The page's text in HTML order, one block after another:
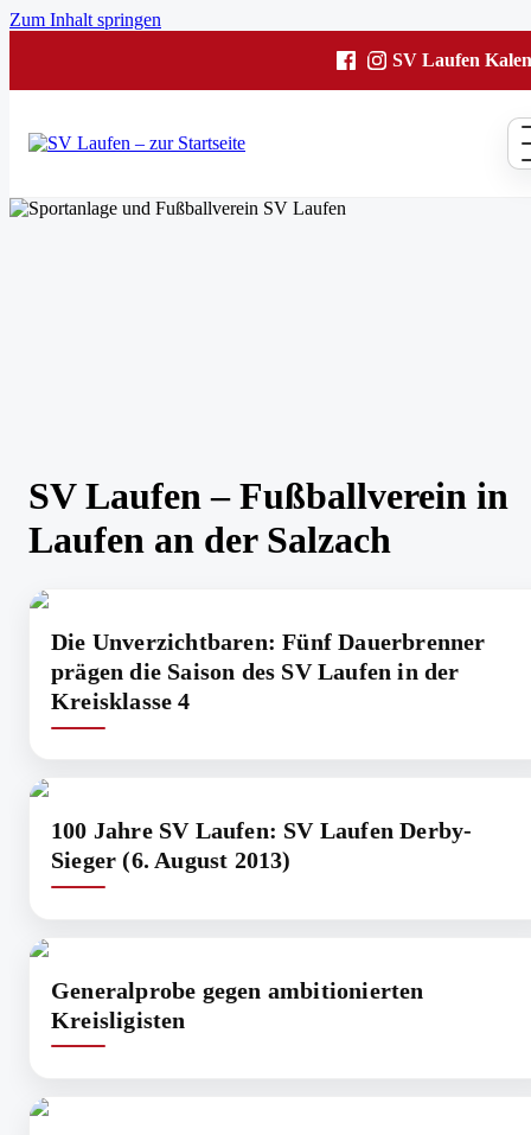
Zum Inhalt springen
SV Laufen
SV Laufen – Fußballverein in
Laufen an der Salzach
Die Unverzichtbaren: Fünf Dauerbrenner
prägen die Saison des SV Laufen in der
Kreisklasse 4
100 Jahre SV Laufen: SV Laufen Derby-
Sieger (6. August 2013)
Generalprobe gegen ambitionierten
Kreisligisten